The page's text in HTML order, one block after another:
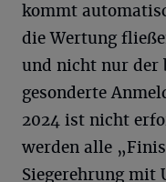
kommt
die Wertung
und nicht nur der
gesonderte
2024 ist nicht
werden alle
Siegerehrung mit